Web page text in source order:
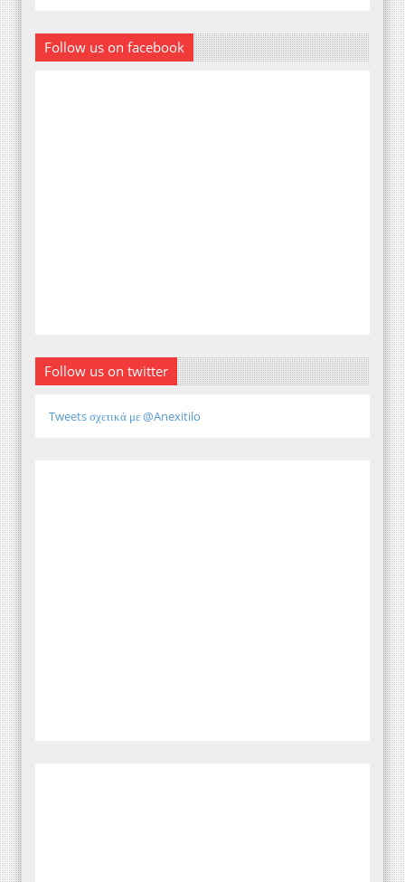
Follow us on facebook
Follow us on twitter
Tweets σχετικά με @Anexitilo